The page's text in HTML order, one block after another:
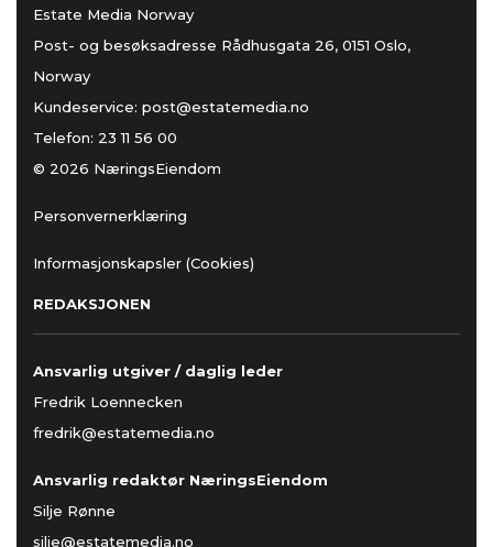
Estate Media Norway
Post- og besøksadresse Rådhusgata 26, 0151 Oslo,
Norway
Kundeservice: post@estatemedia.no
Telefon: 23 11 56 00
© 2026 NæringsEiendom
Personvernerklæring
Informasjonskapsler (Cookies)
REDAKSJONEN
Ansvarlig utgiver / daglig leder
Fredrik Loennecken
fredrik@estatemedia.no
Ansvarlig redaktør NæringsEiendom
Silje Rønne
silje@estatemedia.no